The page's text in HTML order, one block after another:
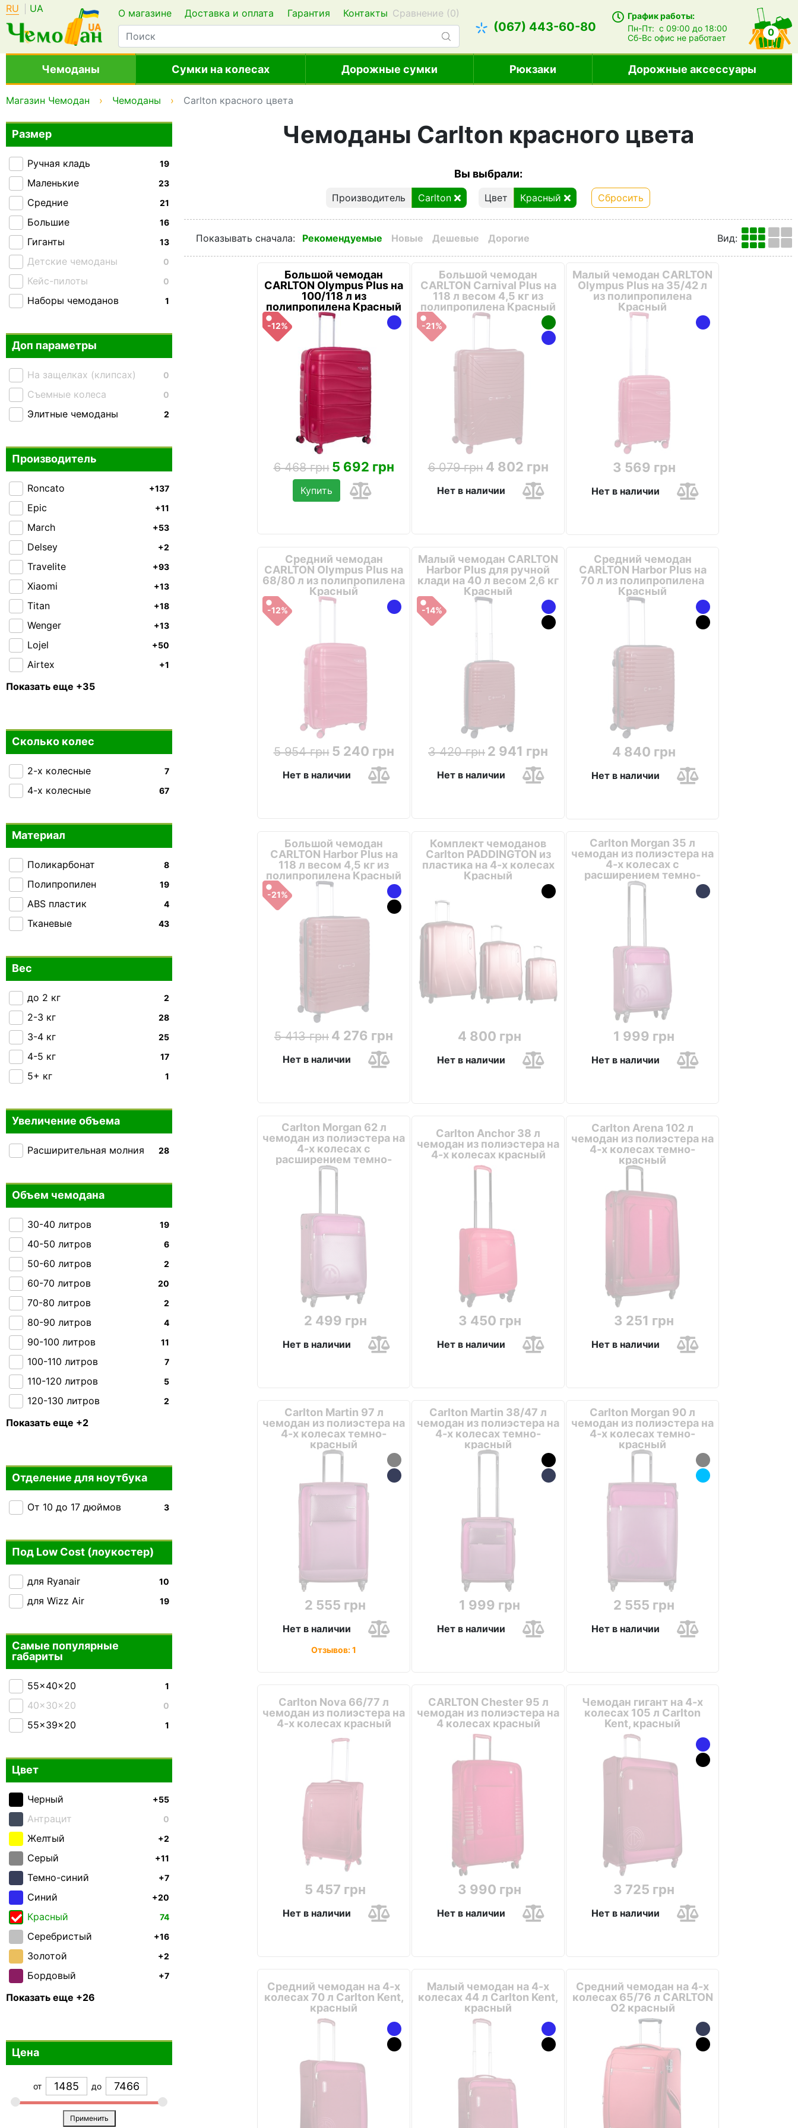
RU UA О магазине Доставка и оплата Гарантия Контакты Сравнение (0)
(067) 443-60-80
График работы:
Пн-Пт:с 09:00 до 18:00
Сб-Всофис не работает 0
Чемоданы Сумки на колесах Дорожные сумки Рюкзаки Дорожные аксессуары
Магазин Чемодан Чемоданы Carlton красного цвета
Чемоданы Carlton красного цвета
Вы выбрали:
Производитель Carlton Цвет Красный Сбросить
Показывать сначала: Рекомендуемые Новые Дешевые Дорогие Вид:
Большой чемодан
CARLTON Olympus Plus на
100/118 л из
полипропилена Красный
-12%
6 468 грн 5 692 грн
Купить
Большой чемодан
CARLTON Carnival Plus на
118 л весом 4,5 кг из
полипропилена Красный
-21%
6 079 грн 4 802 грн
Нет в наличии
Малый чемодан CARLTON
Olympus Plus на 35/42 л
из полипропилена
Красный
3 569 грн
Нет в наличии
Средний чемодан
CARLTON Olympus Plus на
68/80 л из полипропилена
Красный
-12%
5 954 грн 5 240 грн
Нет в наличии
Малый чемодан CARLTON
Harbor Plus для ручной
клади на 40 л весом 2,6 кг
Красный
-14%
3 420 грн 2 941 грн
Нет в наличии
Средний чемодан
CARLTON Harbor Plus на
70 л из полипропилена
Красный
4 840 грн
Нет в наличии
Большой чемодан
CARLTON Harbor Plus на
118 л весом 4,5 кг из
полипропилена Красный
-21%
5 413 грн 4 276 грн
Нет в наличии
Комплект чемоданов
Carlton PADDINGTON из
пластика на 4-х колесах
Красный
4 800 грн
Нет в наличии
Carlton Morgan 35 л
чемодан из полиэстера на
4-х колесах с
расширением темно-
красный
1 999 грн
Нет в наличии
Carlton Morgan 62 л
чемодан из полиэстера на
4-х колесах с
расширением темно-
красный
2 499 грн
Нет в наличии
Carlton Anchor 38 л
чемодан из полиэстера на
4-х колесах красный
3 450 грн
Нет в наличии
Carlton Arena 102 л
чемодан из полиэстера на
4-х колесах темно-
красный
3 251 грн
Нет в наличии
Carlton Martin 97 л
чемодан из полиэстера на
4-х колесах темно-
красный
2 555 грн
Нет в наличии
Отзывов: 1
Carlton Martin 38/47 л
чемодан из полиэстера на
4-х колесах темно-
красный
1 999 грн
Нет в наличии
Carlton Morgan 90 л
чемодан из полиэстера на
4-х колесах темно-
красный
2 555 грн
Нет в наличии
Carlton Nova 66/77 л
чемодан из полиэстера на
4-х колесах красный
5 457 грн
Нет в наличии
CARLTON Chester 95 л
чемодан из полиэстера на
4 колесах красный
3 990 грн
Нет в наличии
Чемодан гигант на 4-х
колесах 105 л Carlton
Kent, красный
3 725 грн
Нет в наличии
Средний чемодан на 4-х
колесах 70 л Carlton Kent,
красный
Малый чемодан на 4-х
колесах 44 л Carlton Kent,
красный
Средний чемодан на 4-х
колесах 65/76 л CARLTON
O2 красный
Размер
19
Ручная кладь
23
Маленькие
21
Средние
16
Большие
13
Гиганты
0
Детские чемоданы
0
Кейс-пилоты
1
Наборы чемоданов
Доп параметры
0
На защелках (клипсах)
0
Съемные колеса
2
Элитные чемоданы
Производитель
+137
Roncato
+11
Epic
+53
March
+2
Delsey
+93
Travelite
+13
Xiaomi
+18
Titan
+13
Wenger
+50
Lojel
+1
Airtex
American Tourister
CAT
+1
Mandarina Duck
Milano Bag
0
MSB
+4
National Geographic
+16
Piquadro
+22
Semi Line
+15
Swissbrand
Tucano
+4
V&V Travel
+3
VIF
0
Worldline
+16
Echolac
74
Carlton
Victorinox Travel
+9
Rock
+4
Ground
Hedgren
Показать еще +35
Сколько колес
7
2-х колесные
67
4-х колесные
Материал
8
Поликарбонат
19
Полипропилен
4
ABS пластик
43
Тканевые
Вес
2
до 2 кг
28
2-3 кг
25
3-4 кг
17
4-5 кг
1
5+ кг
Увеличение объема
28
Расширительная молния
Объем чемодана
19
30-40 литров
6
40-50 литров
2
50-60 литров
20
60-70 литров
2
70-80 литров
4
80-90 литров
11
90-100 литров
7
100-110 литров
5
110-120 литров
2
120-130 литров
130-140 литров
Показать еще +2
Отделение для ноутбука
3
От 10 до 17 дюймов
Под Low Cost (лоукостер)
10
для Ryanair
19
для Wizz Air
Самые популярные
габариты
1
55x40x20
0
40x30x20
1
55x39x20
Цвет
+55
Черный
0
Антрацит
+2
Желтый
+11
Серый
+7
Темно-синий
+20
Синий
74
Красный
+16
Серебристый
+2
Золотой
+7
Бордовый
Зеленый
Фиолетовый
Коричневый
Голубой
Показать еще +26
Цена
от до
Применить